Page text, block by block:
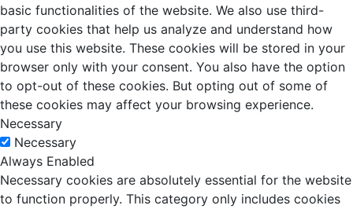
basic functionalities of the website. We also use third-
party cookies that help us analyze and understand how
you use this website. These cookies will be stored in your
browser only with your consent. You also have the option
to opt-out of these cookies. But opting out of some of
these cookies may affect your browsing experience.
Necessary
Necessary
Always Enabled
Necessary cookies are absolutely essential for the website
to function properly. This category only includes cookies